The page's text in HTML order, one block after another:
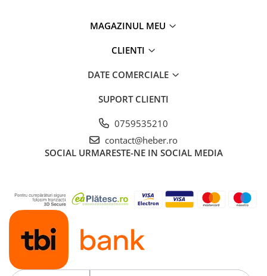
MAGAZINUL MEU
CLIENTI
DATE COMERCIALE
SUPORT CLIENTI
0759535210
contact@heber.ro
SOCIAL URMARESTE-NE IN SOCIAL MEDIA